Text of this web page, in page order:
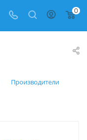
0
Производители